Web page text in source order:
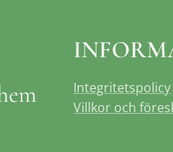
Integritetspolicy
Villkor och